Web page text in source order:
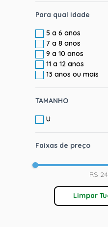
Para qual Idade
5 a 6 anos
7 a 8 anos
9 a 10 anos
11 a 12 anos
13 anos ou mais
TAMANHO
U
Faixas de preço
R$
Limpar